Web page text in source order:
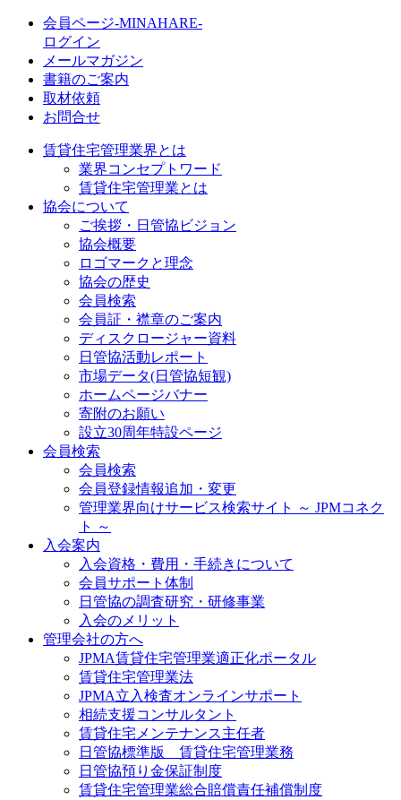
会員ページ-MINAHARE-
ログイン
メールマガジン
書籍のご案内
取材依頼
お問合せ
賃貸住宅管理業界とは
業界コンセプトワード
賃貸住宅管理業とは
協会について
ご挨拶・日管協ビジョン
協会概要
ロゴマークと理念
協会の歴史
会員検索
会員証・襟章のご案内
ディスクロージャー資料
日管協活動レポート
市場データ(日管協短観)
ホームページバナー
寄附のお願い
設立30周年特設ページ
会員検索
会員検索
会員登録情報追加・変更
管理業界向けサービス検索サイト ～ JPMコネク
ト ～
入会案内
入会資格・費用・手続きについて
会員サポート体制
日管協の調査研究・研修事業
入会のメリット
管理会社の方へ
JPMA賃貸住宅管理業適正化ポータル
賃貸住宅管理業法
JPMA立入検査オンラインサポート
相続支援コンサルタント
賃貸住宅メンテナンス主任者
日管協標準版 賃貸住宅管理業務
日管協預り金保証制度
賃貸住宅管理業総合賠償責任補償制度